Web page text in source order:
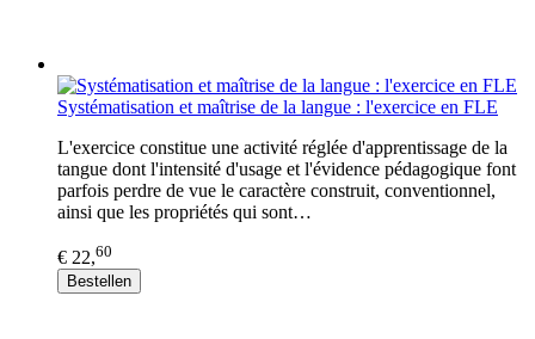
Systématisation et maîtrise de la langue : l'exercice en FLE
L'exercice constitue une activité réglée d'apprentissage de la
tangue dont l'intensité d'usage et l'évidence pédagogique font
parfois perdre de vue le caractère construit, conventionnel,
ainsi que les propriétés qui sont…
€ 22,60
Bestellen